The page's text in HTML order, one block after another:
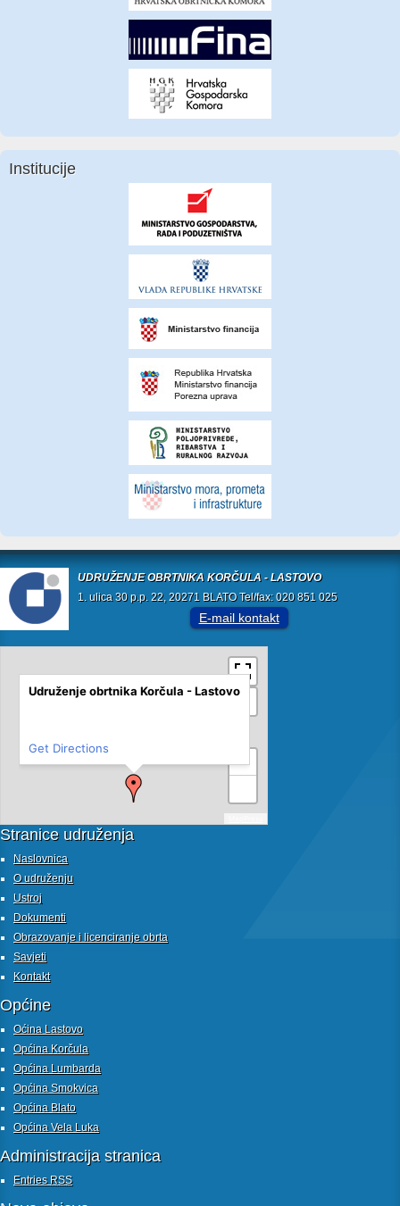
Institucije
UDRUŽENJE OBRTNIKA KORČULA - LASTOVO
1. ulica 30 p.p. 22, 20271 BLATO Tel/fax: 020 851 025
E-mail kontakt
+
Udruženje obrtnika Korčula - Lastovo
Get Directions
Stranice udruženja
Naslovnica
O udruženju
Ustroj
Dokumenti
Obrazovanje i licenciranje obrta
Savjeti
Kontakt
Općine
Oćina Lastovo
Općina Korčula
Općina Lumbarda
Općina Smokvica
Općina Blato
Općina Vela Luka
Administracija stranica
Entries RSS